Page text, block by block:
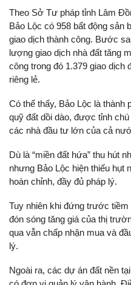
Theo Sở Tư pháp tỉnh Lâm
Bảo Lộc có 958 bất động sản
giao dịch thành công. Bước
lượng giao dịch nhà đất tăng
công trong đó 1.379 giao dịch
riêng lẻ.
Có thể thấy, Bảo Lộc là
quỹ đất dồi dào, được tỉnh
các nhà đầu tư lớn của cả
Dù là “miền đất hứa” thu hút
nhưng Bảo Lộc hiện thiếu hụt
hoàn chỉnh, đầy đủ pháp lý.
Tuy nhiên khi đứng trước
đón sóng tăng giá của thị
qua vẫn chấp nhận mua và
lý.
Ngoài ra, các dự án đất nền